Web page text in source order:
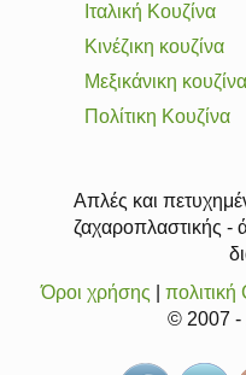
Ιταλική Κουζίνα
Κινέζικη κουζίνα
Μεξικάνικη κουζίνα
Πολίτικη Κουζίνα
Απλές και
ζαχαροπλαστικής -
Όροι χρήσης
© 2007 -